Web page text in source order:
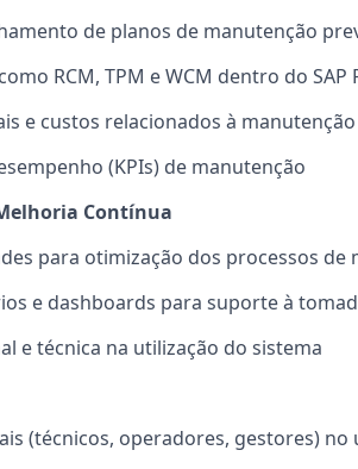
de planos de manutenção
RCM, TPM e WCM dentro do SAP
e custos relacionados à manutenção
(KPIs) de manutenção
Contínua
para otimização dos processos de
e dashboards para suporte à
e técnica na utilização do sistema
(técnicos, operadores, gestores) no